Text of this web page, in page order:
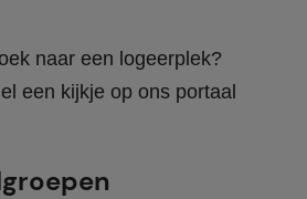
naar een logeerplek?
een kijkje op ons portaal